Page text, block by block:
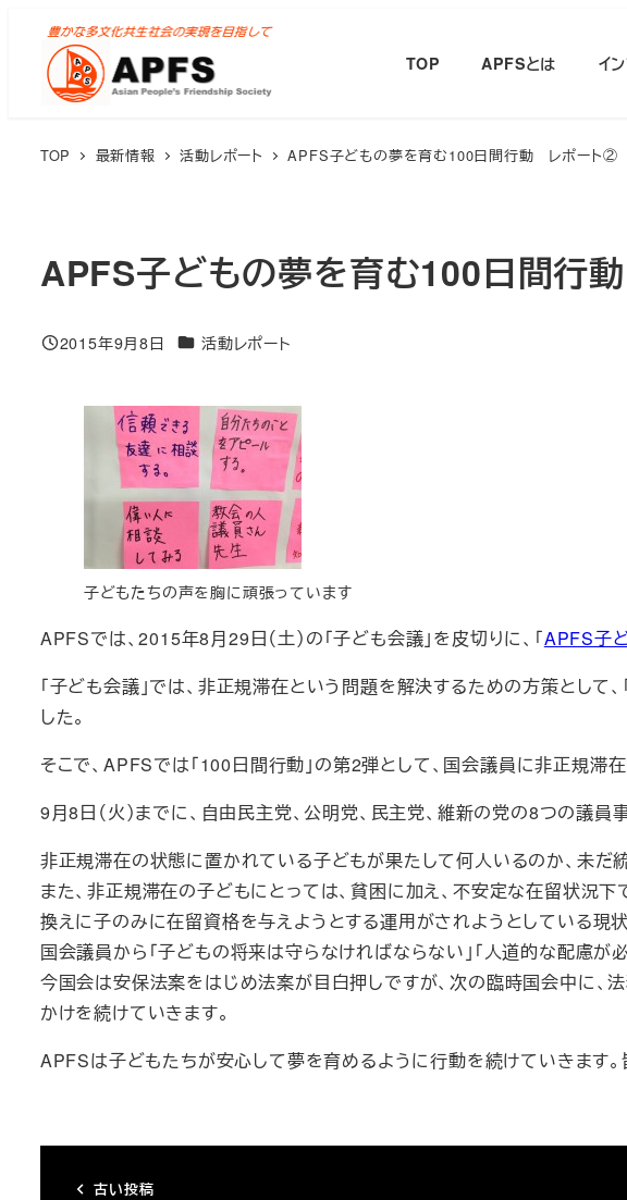
TOP APFSとは イ
TOP 最新情報 活動レポート APFS子どもの夢を育む100日間行動 レポート②
APFS子どもの夢を育む100日間
投稿日
2015年9月8日 カテゴリー
活動レポート
子どもたちの声を胸に頑張っています
APFSでは、2015年8月29日（土）の「子ども会議」を皮切りに、「APFS子
「子ども会議」では、非正規滞在という問題を解決するための方策として
した。
そこで、APFSでは「100日間行動」の第2弾として、国会議員に非正規
9月8日（火）までに、自由民主党、公明党、民主党、維新の党の8つの議
非正規滞在の状態に置かれている子どもが果たして何人いるのか、未だ
また、非正規滞在の子どもにとっては、貧困に加え、不安定な在留状況
換えに子のみに在留資格を与えようとする運用がされようとしている現状
国会議員から「子どもの将来は守らなければならない」「人道的な配慮が
今国会は安保法案をはじめ法案が目白押しですが、次の臨時国会中に
かけを続けていきます。
APFSは子どもたちが安心して夢を育めるように行動を続けていきます。
古い投稿